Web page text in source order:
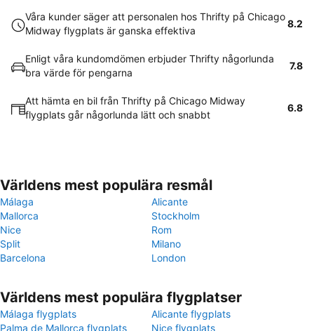
Våra kunder säger att personalen hos Thrifty på Chicago
Midway flygplats är ganska effektiva
8.2
Enligt våra kundomdömen erbjuder Thrifty någorlunda
bra värde för pengarna
7.8
Att hämta en bil från Thrifty på Chicago Midway
flygplats går någorlunda lätt och snabbt
6.8
Världens mest populära resmål
Málaga
Alicante
Mallorca
Stockholm
Nice
Rom
Split
Milano
Barcelona
London
Världens mest populära flygplatser
Málaga flygplats
Alicante flygplats
Palma de Mallorca flygplats
Nice flygplats